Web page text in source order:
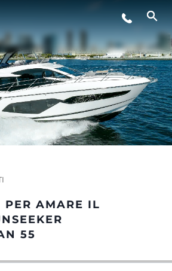
L'AZIENDA
HERITAGE
TUA IMBARCAZIONE
PER AMARE IL
55